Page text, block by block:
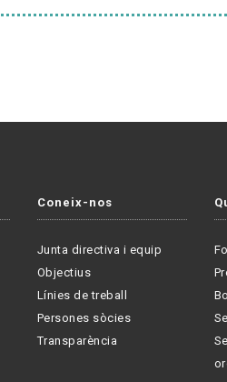
Coneix-nos
Junta directiva i equip
Objectius
Línies de treball
Persones sòcies
Transparència